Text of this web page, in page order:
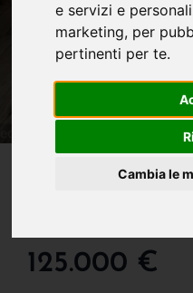
e servizi e
marketing, per
pertinenti per te.
Cambia le
IN VENDITA
125.000 €